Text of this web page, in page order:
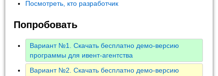
Посмотреть, кто разработчик
Попробовать
Вариант №1. Скачать бесплатно демо-версию
программы для ивент-агентства
Вариант №2. Скачать бесплатно демо-версию